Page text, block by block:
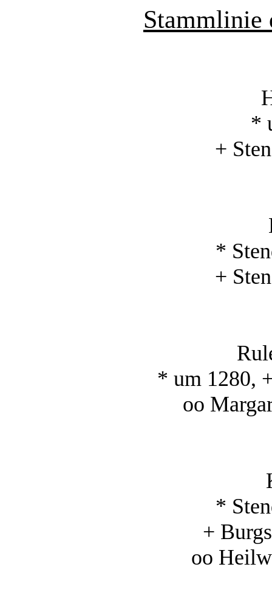
Stammlinie
*
+
*
+
* um 1280,
oo
*
+
oo